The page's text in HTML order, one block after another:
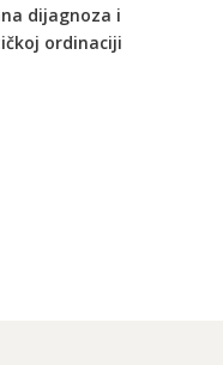
dijagnoza i
ordinaciji